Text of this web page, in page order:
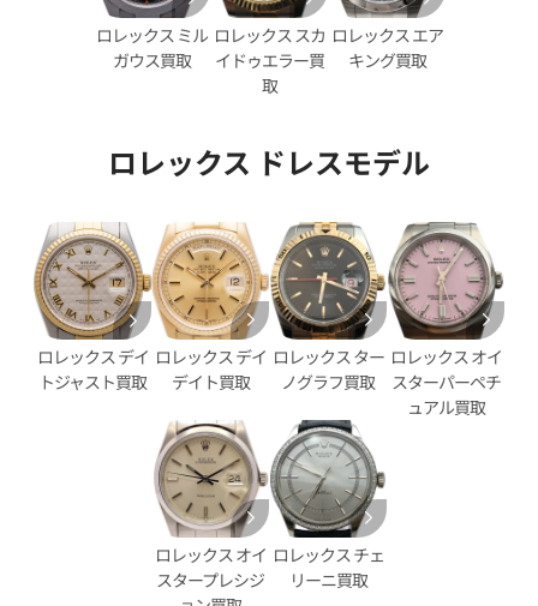
イトジャスト 41 126333G
ル文字盤
時点の参考買取価格です
ロレックス デイトジャスト
ブラック文字盤
参考買取価格
2,890,000円
※2025年11月時点の参考買取
ロレックス ミル
ガウス買取
ロレックス スカ
イドゥエラー買
取
ロレックス エア
キング買取
ロレックス ドレスモデル
ロレックス デイ
トジャスト買取
ロレックス デイ
デイト買取
ロレックス ター
ノグラフ買取
ロレックス オイ
スターパーペチ
ュアル買取
ロレックス オイ
スタープレシジ
ロレックス チェ
リーニ買取